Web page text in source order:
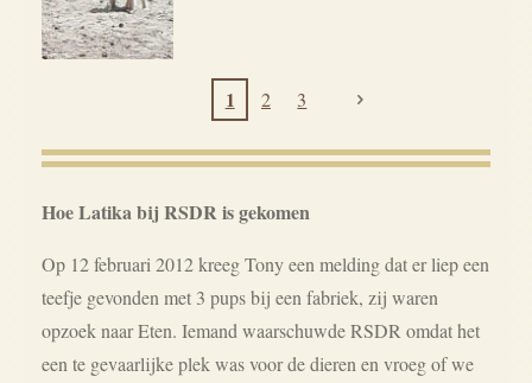
1 2 3
Hoe Latika bij RSDR is gekomen
Op 12 februari 2012 kreeg Tony een melding dat er liep een
teefje gevonden met 3 pups bij een fabriek, zij waren
opzoek naar Eten. Iemand waarschuwde RSDR omdat het
een te gevaarlijke plek was voor de dieren en vroeg of we